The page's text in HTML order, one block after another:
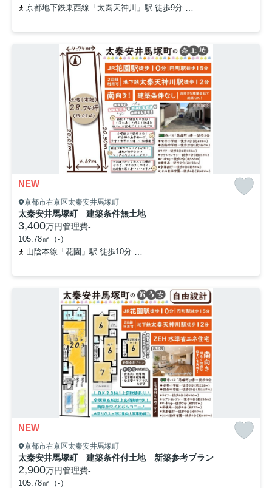
京都地下鉄東西線「太秦天神川」駅 徒歩9分
NEW
京都市右京区太秦安井馬塚町
太秦安井馬塚町 建築条件無土地
3,400万円管理費-
105.78㎡（-）
山陰本線「花園」駅 徒歩10分
NEW
京都市右京区太秦安井馬塚町
太秦安井馬塚町 建築条件付土地 新築参考プラン
2,900万円管理費-
105.78㎡（-）